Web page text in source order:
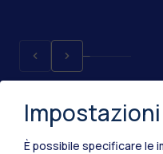
È possibile specificare le